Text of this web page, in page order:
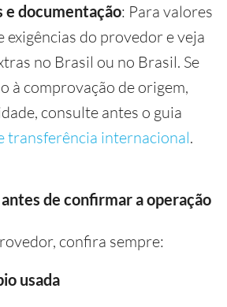
e documentação: Para valores
exigências do provedor e veja
no Brasil ou no Brasil. Se
à comprovação de origem,
consulte antes o guia
transferência internacional.
de confirmar a operação
confira sempre:
usada